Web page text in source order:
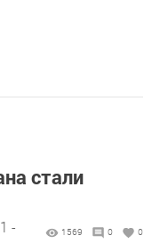
стaли
-
1569 0 0